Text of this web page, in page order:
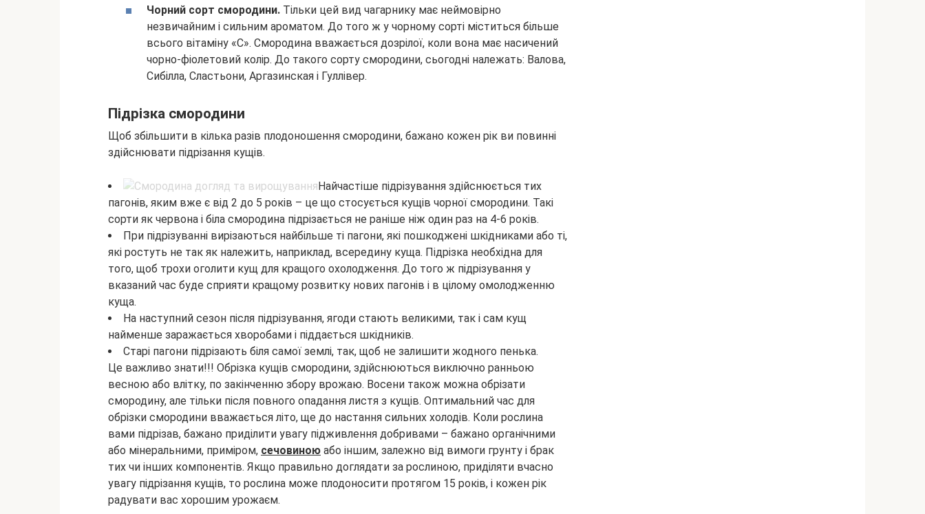
Чорний сорт смородини. Тільки цей вид чагарнику має неймовірно
незвичайним і сильним ароматом. До того ж у чорному сорті міститься більше
всього вітаміну «С». Смородина вважається дозрілої, коли вона має насичений
чорно-фіолетовий колір. До такого сорту смородини, сьогодні належать: Валова,
Сибілла, Сластьони, Аргазинская і Гуллівер.
Підрізка смородини
Щоб збільшити в кілька разів плодоношення смородини, бажано кожен рік ви повинні
здійснювати підрізання кущів.
Найчастіше підрізування здійснюється тих
пагонів, яким вже є від 2 до 5 років – це що стосується кущів чорної смородини. Такі
сорти як червона і біла смородина підрізається не раніше ніж один раз на 4-6 років.
При підрізуванні вирізаються найбільше ті пагони, які пошкоджені шкідниками або ті,
які ростуть не так як належить, наприклад, всередину куща. Підрізка необхідна для
того, щоб трохи оголити кущ для кращого охолодження. До того ж підрізування у
вказаний час буде сприяти кращому розвитку нових пагонів і в цілому омолодженню
куща.
На наступний сезон після підрізування, ягоди стають великими, так і сам кущ
найменше заражається хворобами і піддається шкідників.
Старі пагони підрізають біля самої землі, так, щоб не залишити жодного пенька.
Це важливо знати!!! Обрізка кущів смородини, здійснюються виключно ранньою
весною або влітку, по закінченню збору врожаю. Восени також можна обрізати
смородину, але тільки після повного опадання листя з кущів. Оптимальний час для
обрізки смородини вважається літо, ще до настання сильних холодів. Коли рослина
вами підрізав, бажано приділити увагу підживлення добривами – бажано органічними
або мінеральними, приміром, сечовиною або іншим, залежно від вимоги грунту і брак
тих чи інших компонентів. Якщо правильно доглядати за рослиною, приділяти вчасно
увагу підрізання кущів, то рослина може плодоносити протягом 15 років, і кожен рік
радувати вас хорошим урожаєм.